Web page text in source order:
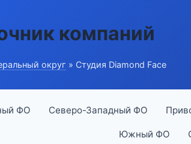
компаний
округ » Студия Diamond Face
ФО Северо-Западный ФО
Южный ФО